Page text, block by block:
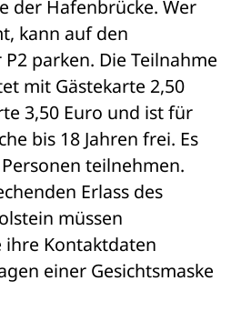
der Hafenbrücke. Wer
kann auf den
parken. Die Teilnahme
mit Gästekarte 2,50
3,50 Euro und ist für
bis 18 Jahren frei. Es
teilnehmen.
Erlass des
müssen
ihre Kontaktdaten
einer Gesichtsmaske